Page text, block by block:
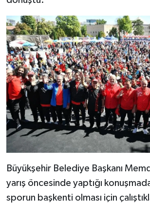
Büyükşehir Belediye Başkanı
yarış öncesinde yaptığı
sporun başkenti olması için